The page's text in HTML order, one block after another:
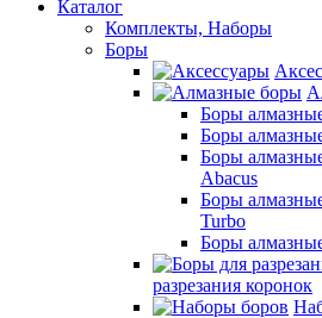
Каталог
Комплекты, Наборы
Боры
Боры
Боры
Боры
Abacus
Боры
Turbo
Боры
разрезания коронок